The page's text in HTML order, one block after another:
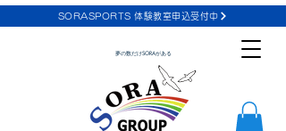
SORASPORTS 体験教室申込受付中
夢の数だけSORAがある